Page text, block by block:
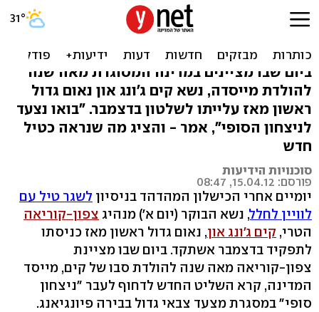
מנהיג צפון-קוריאה נאם
לראשונה והציג טיל חדש
ביום שבו מציינים במדינה המסוגרת מאה שנה
להולדת מייסדה, נשא קים ג'ונג און נאום גדול
ראשון מאז עלייתו לשלטון בדצמבר. "בואו נצעד
לניצחון הסופי", אמר - והציג מה שנראה כטיל
חדש
סוכנויות הידיעות
פורסם: 15.04.12, 08:47
יומיים אחרי הכישלון המהדהד בניסיון לשגר טיל עם
לוויין לחלל, נשא הבוקר (יום א') מנהיג צפון-קוריאה
הטרי, קים ג'ונג און, נאום גדול ראשון מאז כניסתו
לתפקיד בדצמבר אשתקד. ביום שבו מציינת
צפון-קוריאה מאה שנה להולדת סבו של קים, מייסד
המדינה, קרא השליט החדש לדחוף לעבר "ניצחון
סופי" במסגרת מצעד צבאי גדול בבירה פיונגיאנג.